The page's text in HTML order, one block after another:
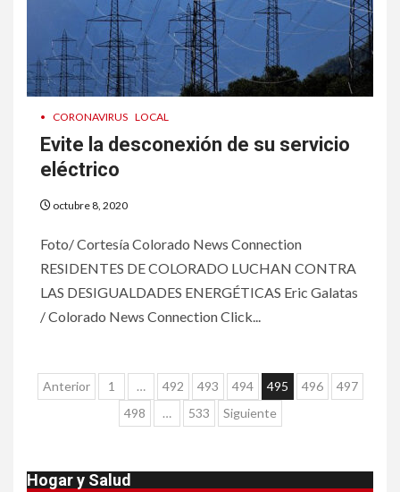
• CORONAVIRUS LOCAL
Evite la desconexión de su servicio
eléctrico
octubre 8, 2020
Foto/ Cortesía Colorado News Connection
RESIDENTES DE COLORADO LUCHAN CONTRA
LAS DESIGUALDADES ENERGÉTICAS Eric Galatas
/ Colorado News Connection Click...
Paginación
Anterior 1 … 492 493 494 495 496
497
498
… 533 Siguiente
Hogar y Salud
7 • ESTADOS UNIDOS
HOGAR Y SALUD
NOTICIAS
dos muertes por Cyclospora
en Michigan
Más casos de sarampión en
EEUU este año que en 2025
9 • ESTADOS UNIDOS HOGAR Y SALUD
diarrea en EEUU
Sigue investigación sobre